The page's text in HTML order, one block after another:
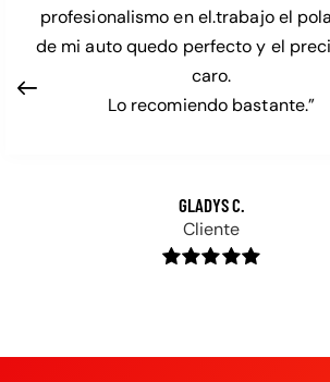
profesionalismo en el.trabajo el
de mi auto quedo perfecto y el
caro.
Lo recomiendo bastante.”
GLADYS C.
Cliente